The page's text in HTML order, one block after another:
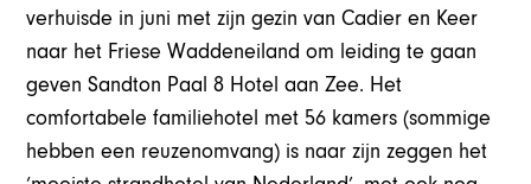
verhuisde in juni met zijn gezin van Cadier en Keer
naar het Friese Waddeneiland om leiding te gaan
geven Sandton Paal 8 Hotel aan Zee. Het
comfortabele familiehotel met 56 kamers (sommige
hebben een reuzenomvang) is naar zijn zeggen het